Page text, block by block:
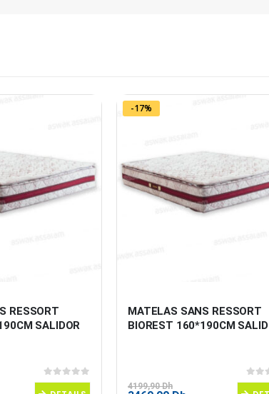
RESSORT
SALIDOR
0sur 5
-17%
MATELAS SANS RESSORT
BIOREST 160*190CM
0sur
4199,90Dh